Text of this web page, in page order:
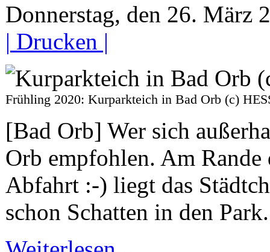
Donnerstag, den 26. März
| Drucken |
Frühling 2020: Kurparkteich in Bad Orb (c)
[Bad Orb] Wer sich
Orb empfohlen. Am
Abfahrt :-) liegt das
schon Schatten in den